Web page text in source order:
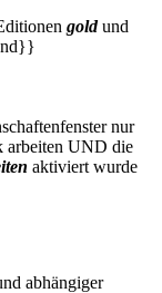
gold und
nur
arbeiten UND die
aktiviert wurde
abhängiger